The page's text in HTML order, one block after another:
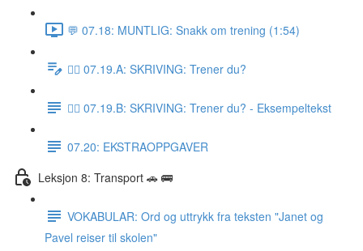
💬 07.18: MUNTLIG: Snakk om trening (1:54)
✍🏼 07.19.A: SKRIVING: Trener du?
✍🏼 07.19.B: SKRIVING: Trener du? - Eksempeltekst
07.20: EKSTRAOPPGAVER
Leksjon 8: Transport 🚗 🚌
VOKABULAR: Ord og uttrykk fra teksten "Janet og
Pavel reiser til skolen"